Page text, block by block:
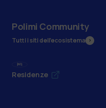
Polimi Community
Tutti i siti dell’ecosistema
Residenze